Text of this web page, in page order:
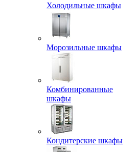
Холодильные шкафы
Морозильные шкафы
Комбинированные
шкафы
Кондитерские шкафы